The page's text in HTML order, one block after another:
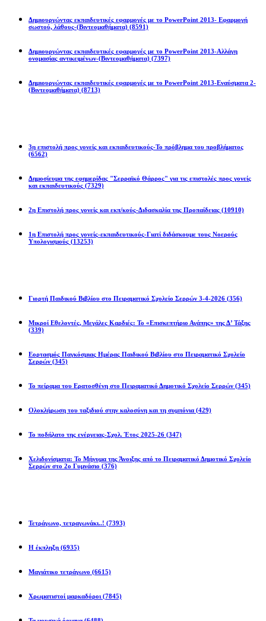
Δημιουργώντας εκπαιδευτικές εφαρμογές με το PowerPoint 2013- Εφαρμογή
σωστού, λάθους-(Βιντεομαθήματα) (8591)
Δημιουργώντας εκπαιδευτικές εφαρμογές με το PowerPoint 2013-Αλλάγη
ονομασίας αντικειμένων-(Βιντεομαθήματα) (7397)
Δημιουργώντας εκπαιδευτικές εφαρμογές με το PowerPoint 2013-Εναύσματα 2-
(Βιντεομαθήματα) (8713)
3η επιστολή προς γονείς και εκπαιδευτικούς-Το πρόβλημα του προβλήματος
(6562)
Δημοσίευμα της εφημερίδας "Σερραϊκό Θάρρος" για τις επιστολές προς γονείς
και εκπαιδευτικούς (7329)
2η Eπιστολή προς γονείς και εκπ/κούς-Διδασκαλία της Προπαίδειας (10910)
1η Επιστολή προς γονείς-εκπαιδευτικούς-Γιατί διδάσκουμε τους Νοερούς
Υπολογισμούς (13253)
Γιορτή Παιδικού Βιβλίου στο Πειραματικό Σχολείο Σερρών 3-4-2026 (356)
Μικροί Εθελοντές, Μεγάλες Καρδιές: Το «Επισκεπτήριο Αγάπης» της Δ’ Τάξης
(339)
Εορτασμός Παγκόσμιας Ημέρας Παιδικού Βιβλίου στο Πειραματικό Σχολείο
Σερρών (345)
Το πείραμα του Ερατοσθένη στο Πειραματικό Δημοτικό Σχολείο Σερρών (345)
Ολοκλήρωση του ταξιδιού στην καλοσύνη και τη συμπόνια (429)
Το ποδήλατο της ενέργειας-Σχολ. Έτος 2025-26 (347)
Χελιδονίσματα: Το Μήνυμα της Άνοιξης από το Πειραματικό Δημοτικό Σχολείο
Σερρών στο 2ο Γυμνάσιο (376)
Τετράγωνο, τετραγωνάκι..! (7393)
Η έκπληξη (6935)
Μαγιάτικο τετράγωνο (6615)
Χρωματιστοί μαρκαδόροι (7845)